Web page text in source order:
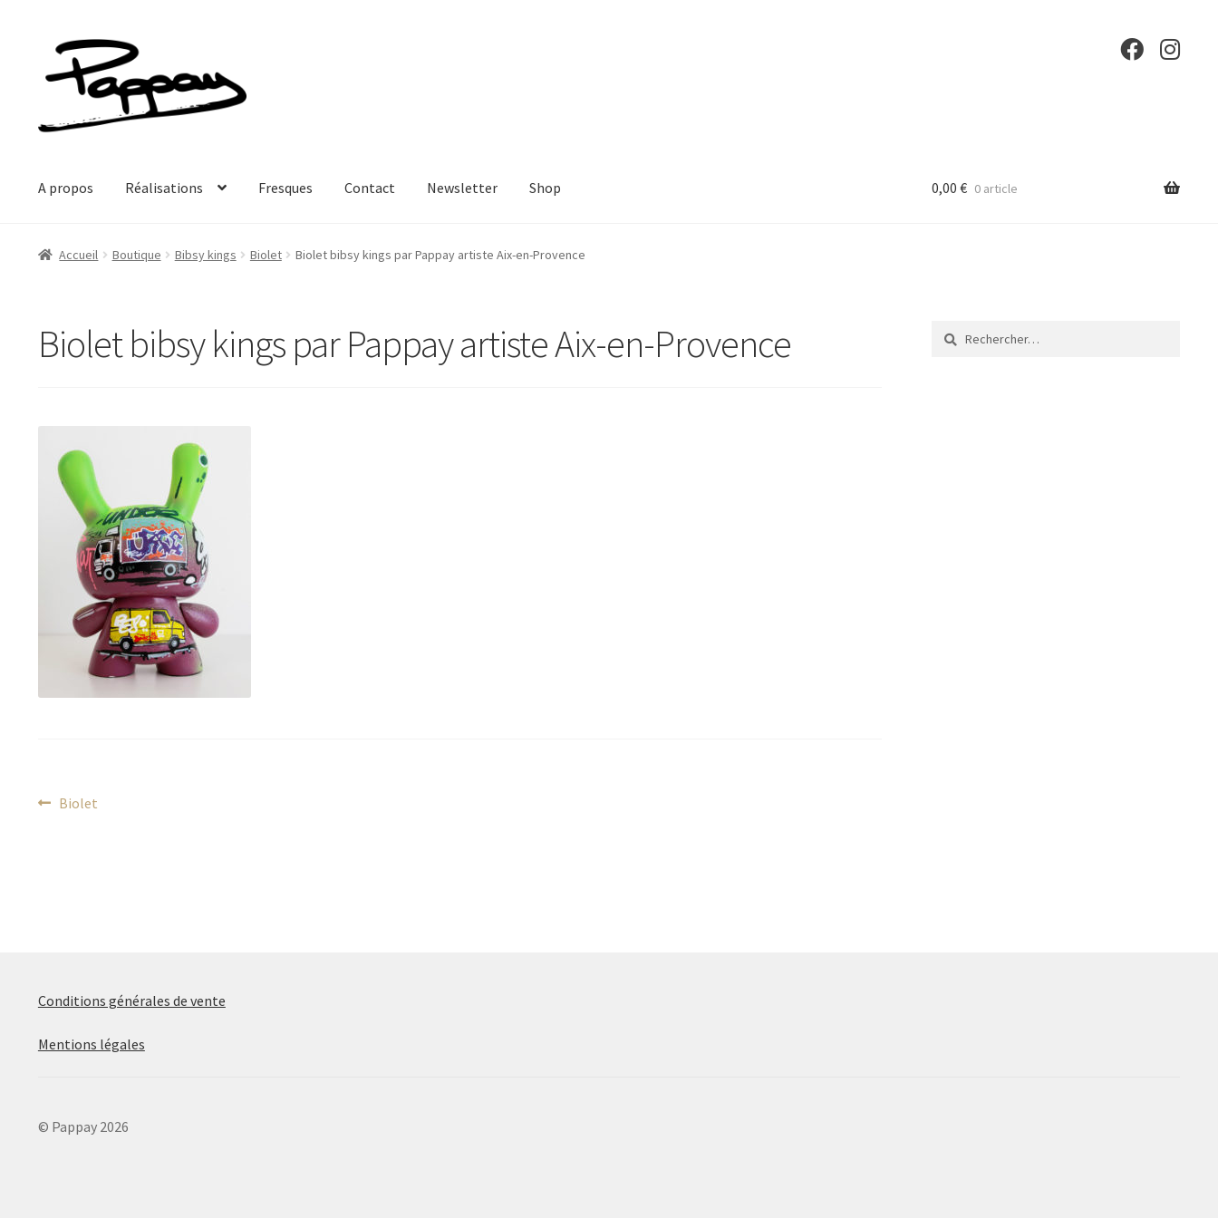
Aller
navigation
Aller
au
contenu
A propos Réalisations Fresques Contact Newsletter Shop 0,00€ 0 article
Accueil Boutique Bibsy kings Biolet Biolet bibsy kings par Pappay artiste Aix-en-Provence
Biolet bibsy kings par Pappay artiste Aix-en-Provence
Navigation
Article
Biolet
Rechercher :
Conditions générales de vente
Mentions légales
© Pappay 2026